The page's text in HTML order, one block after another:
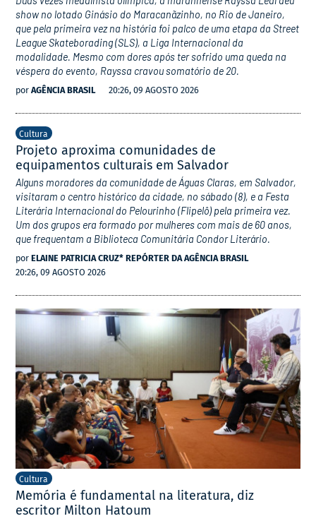
show no lotado Ginásio do Maracanãzinho, no Rio de Janeiro,
que pela primeira vez na história foi palco de uma etapa da Street
League Skateborading (SLS), a Liga Internacional da
modalidade. Mesmo com dores após ter sofrido uma queda na
véspera do evento, Rayssa cravou somatório de 20.
por AGÊNCIA BRASIL 20:26, 09 AGOSTO 2026
Cultura
Projeto aproxima comunidades de
equipamentos culturais em Salvador
Alguns moradores da comunidade de Águas Claras, em Salvador,
visitaram o centro histórico da cidade, no sábado (8), e a Festa
Literária Internacional do Pelourinho (Flipelô) pela primeira vez.
Um dos grupos era formado por mulheres com mais de 60 anos,
que frequentam a Biblioteca Comunitária Condor Literário.
por ELAINE PATRICIA CRUZ* REPÓRTER DA AGÊNCIA BRASIL
20:26, 09 AGOSTO 2026
Cultura
Memória é fundamental na literatura, diz
escritor Milton Hatoum